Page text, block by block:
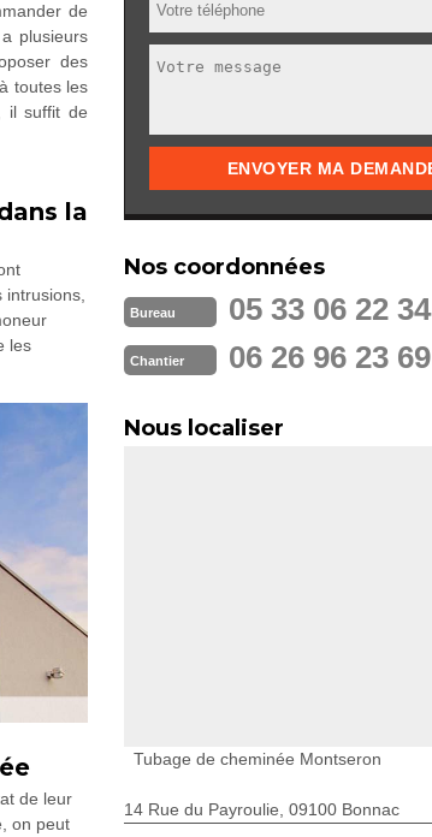
de
plusieurs
des
toutes les
il suffit de
la
les
de leur
on peut
Nos coordonnées
Bureau 05 33 06 22 34
Chantier 06 26 96 23 69
Nous localiser
Tubage de cheminée Montseron
14 Rue du Payroulie, 09100 Bonnac